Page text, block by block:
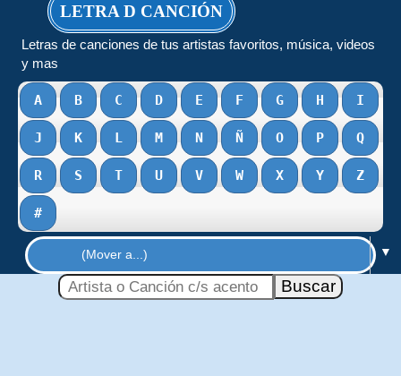
LETRA D CANCIÓN
Letras de canciones de tus artistas favoritos, música, videos
y mas
A B C D E F G H I
J K L M N Ñ O P Q
R S T U V W X Y Z
#
▼